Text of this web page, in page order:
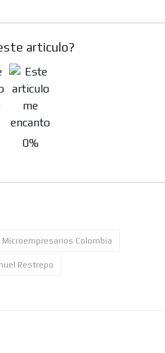
articulo?
0%
Microempresarios Colombia
Restrepo